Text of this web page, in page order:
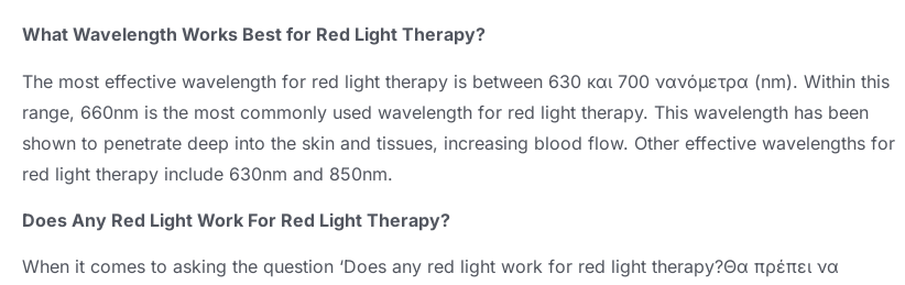
What Wavelength Works Best for Red Light Therapy?
The most effective wavelength for red light therapy is between 630 και 700 νανόμετρα (nm). Within this
range, 660nm is the most commonly used wavelength for red light therapy. This wavelength has been
shown to penetrate deep into the skin and tissues, increasing blood flow. Other effective wavelengths for
red light therapy include 630nm and 850nm.
Does Any Red Light Work For Red Light Therapy?
When it comes to asking the question ‘Does any red light work for red light therapy?Θα πρέπει να